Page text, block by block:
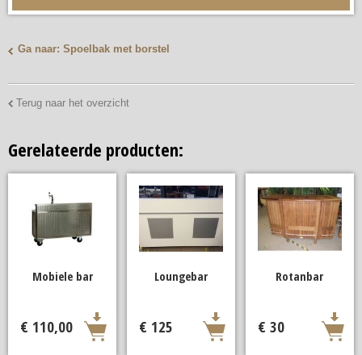
Ga naar: Spoelbak met borstel
Terug naar het overzicht
Gerelateerde producten:
Mobiele bar
€ 110,00
Loungebar
€ 125
Rotanbar
€ 30